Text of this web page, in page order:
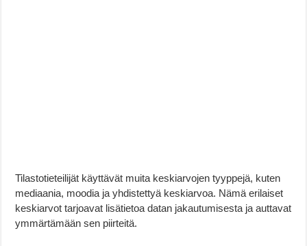
Tilastotieteilijät käyttävät muita keskiarvojen tyyppejä, kuten
mediaania, moodia ja yhdistettyä keskiarvoa. Nämä erilaiset
keskiarvot tarjoavat lisätietoa datan jakautumisesta ja auttavat
ymmärtämään sen piirteitä.